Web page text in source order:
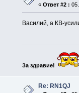
«Ответ #2 :
Василий, а КВ-
За здравие!
Re: RN1QJ